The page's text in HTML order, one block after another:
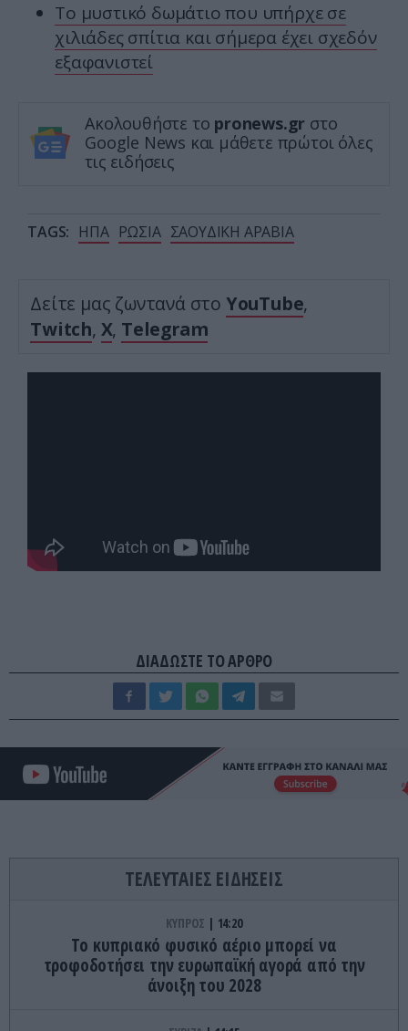
Το μυστικό δωμάτιο που υπήρχε σε
χιλιάδες σπίτια και σήμερα έχει σχεδόν
εξαφανιστεί
Ακολουθήστε το pronews.gr στο
Google News και μάθετε πρώτοι όλες
τις ειδήσεις
TAGS: ΗΠΑ ΡΩΣΙΑ ΣΑΟΥΔΙΚΗ ΑΡΑΒΙΑ
Δείτε μας ζωντανά στο YouTube,
Twitch, X, Telegram
ΔΙΑΔΩΣΤΕ ΤΟ ΑΡΘΡΟ
ΤΕΛΕΥΤΑΙΕΣ ΕΙΔΗΣΕΙΣ
ΚΥΠΡΟΣ 14:20
Το κυπριακό φυσικό αέριο μπορεί να
τροφοδοτήσει την ευρωπαϊκή αγορά από την
άνοιξη του 2028